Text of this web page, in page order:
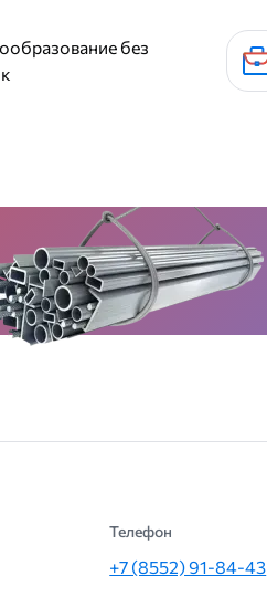
без
Телефон
+7 (8552) 91-84-43